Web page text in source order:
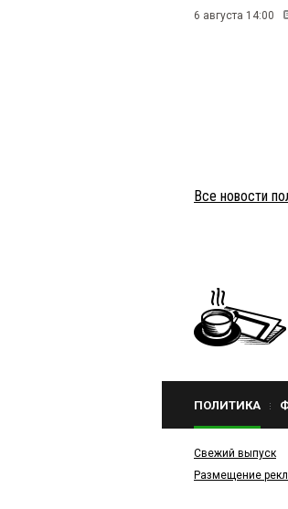
6 августа 14:00
Все новости
ПОЛИТИКА
Свежий выпуск
Размещение